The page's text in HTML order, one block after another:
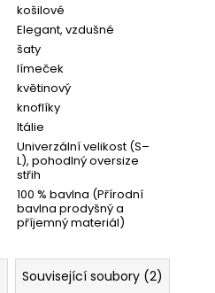
košilové
Elegant, vzdušné
šaty
límeček
květinový
knoflíky
Itálie
Univerzální velikost (S–
L), pohodlný oversize
střih
100 % bavlna (Přírodní
bavlna prodyšný a
příjemný materiál)
Související soubory (2)